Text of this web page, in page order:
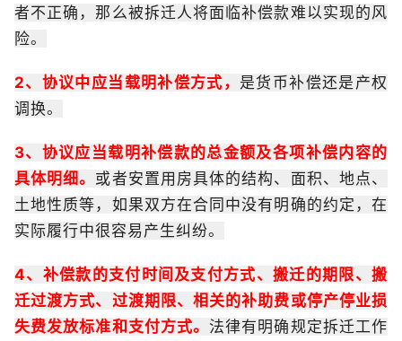
者不正确，那么被拆迁人将面临补偿款难以实现的风
险。
2、协议中应当载明补偿方式， 是货币补偿还是产权
调换。
3、协议应当载明补偿款的总金额及各项补偿内容的
具体明细。 或者安置用房具体的结构、面积、地点、
土地性质等，如果双方在合同中没有明确的约定，在
实际履行中很容易产生纠纷。
4、补偿款的支付时间及支付方式、搬迁的期限、搬
迁过渡方式、过渡期限、相关的补助费或停产停业损
失费发放标准和支付方式。 法律有明确规定拆迁工作